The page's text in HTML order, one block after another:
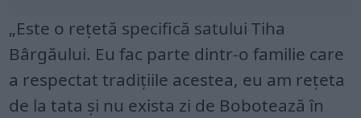
„Este o reţetă specifică satului Tiha
Bârgăului. Eu fac parte dintr-o familie care
a respectat tradiţiile acestea, eu am reţeta
de la tata şi nu exista zi de Bobotează în